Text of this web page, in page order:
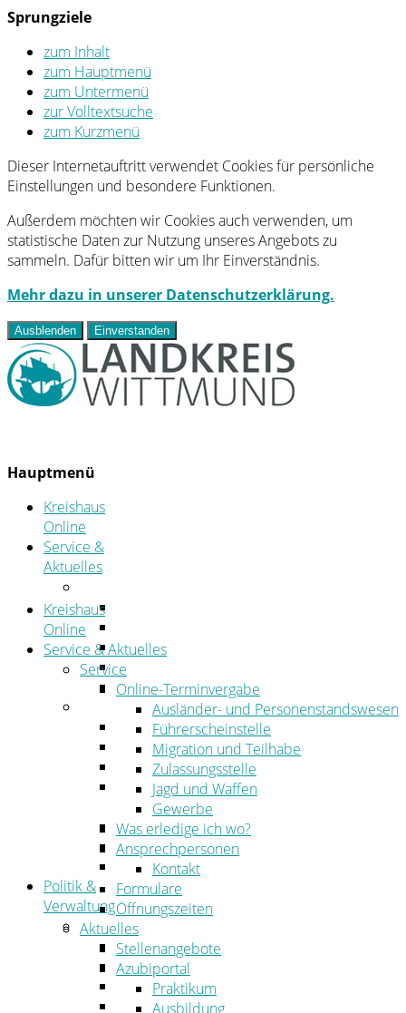
Sprungziele
zum Inhalt
zum Hauptmenü
zum Untermenü
zur Volltextsuche
zum Kurzmenü
Dieser Internetauftritt verwendet Cookies für persönliche
Einstellungen und besondere Funktionen.
Außerdem möchten wir Cookies auch verwenden, um
statistische Daten zur Nutzung unseres Angebots zu
sammeln. Dafür bitten wir um Ihr Einverständnis.
Mehr dazu in unserer Datenschutzerklärung.
Ausblenden Einverstanden
Hauptmenü
Kreishaus
Online
Service &
Aktuelles
Ansprechpersonen
Formulare
Öffnungszeiten
Aktuelles
Stellenangebote
Azubiportal
Pressemitteilungen
Bekanntmachungen & öffentliche
Zustellungen
Kehrbezirksausschreibungen
Amtsblatt
Öffentliche Ausschreibungen
Politik &
Verwaltung
Politik
Kreistag
Kreistagsinformationssystem
Bürgerinformationssystem
Wahlen
Kreishaus
Online
Service & Aktuelles
Service
Online-Terminvergabe
Ausländer- und Personenstandswesen
Führerscheinstelle
Migration und Teilhabe
Zulassungsstelle
Jagd und Waffen
Gewerbe
Was erledige ich wo?
Ansprechpersonen
Kontakt
Formulare
Öffnungszeiten
Aktuelles
Stellenangebote
Azubiportal
Praktikum
Ausbildung